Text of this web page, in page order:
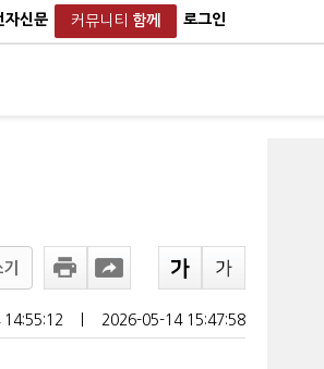
자신문 커뮤니티 함께 로그인
2026-05-14 15:47:58